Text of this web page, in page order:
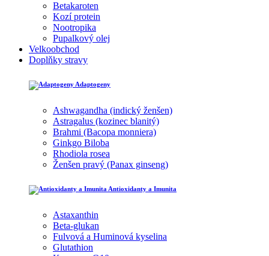
Betakaroten
Kozí protein
Nootropika
Pupalkový olej
Velkoobchod
Doplňky stravy
Adaptogeny
Ashwagandha (indický ženšen)
Astragalus (kozinec blanitý)
Brahmi (Bacopa monniera)
Ginkgo Biloba
Rhodiola rosea
Ženšen pravý (Panax ginseng)
Antioxidanty a Imunita
Astaxanthin
Beta-glukan
Fulvová a Huminová kyselina
Glutathion